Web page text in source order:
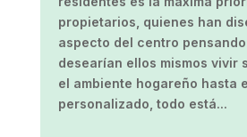
propietarios, quienes han
aspecto del centro
desearían ellos mismos vivir
el ambiente hogareño hasta
personalizado, todo está...